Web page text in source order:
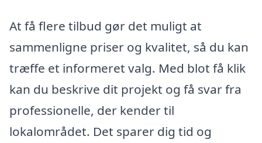
At få flere tilbud gør det muligt at
sammenligne priser og kvalitet, så du kan
træffe et informeret valg. Med blot få klik
kan du beskrive dit projekt og få svar fra
professionelle, der kender til
lokalområdet. Det sparer dig tid og